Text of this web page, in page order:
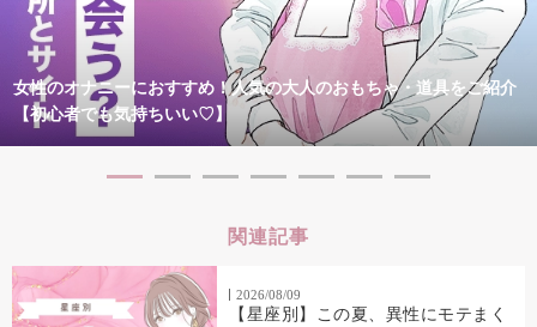
女性のオナニーにおすすめ！人気の大人のおもちゃ・道具をご紹介
【初心者でも気持ちいい♡】
関連記事
2026/08/09
【星座別】この夏、異性にモテまく